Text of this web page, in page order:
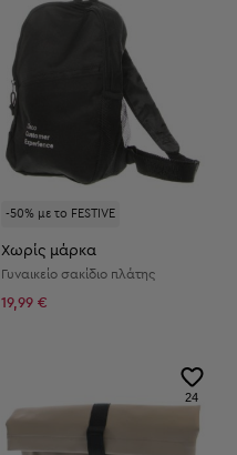
-50% με το FESTIVE
Χωρίς μάρκα
Γυναικείο σακίδιο πλάτης
19,99 €
24